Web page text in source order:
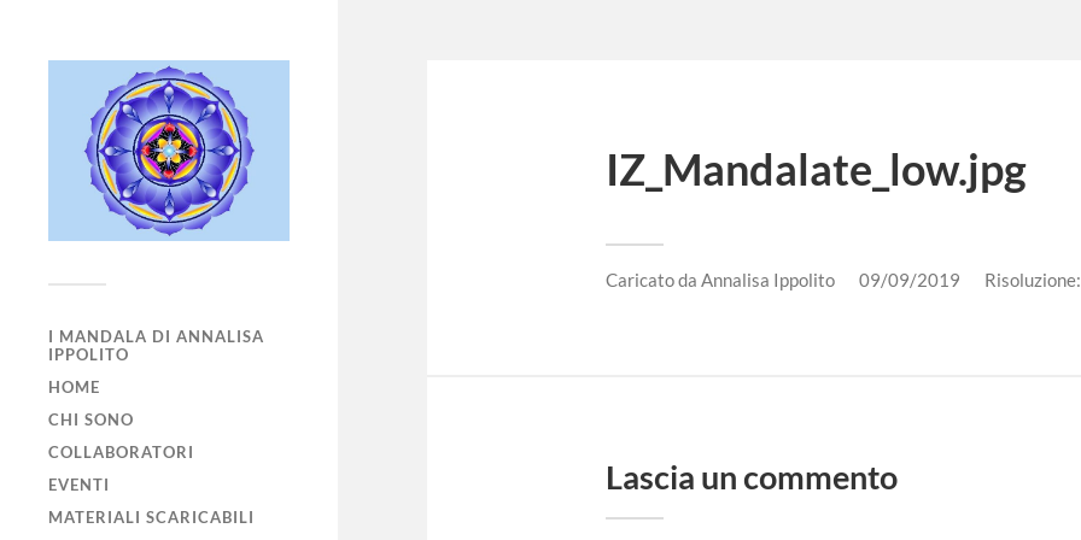
I MANDALA DI ANNALISA
IPPOLITO
HOME
CHI SONO
COLLABORATORI
EVENTI
MATERIALI SCARICABILI
IZ_Mandalate_low.jpg
Caricato da Annalisa Ippolito 09/09/2019
Lascia un commento